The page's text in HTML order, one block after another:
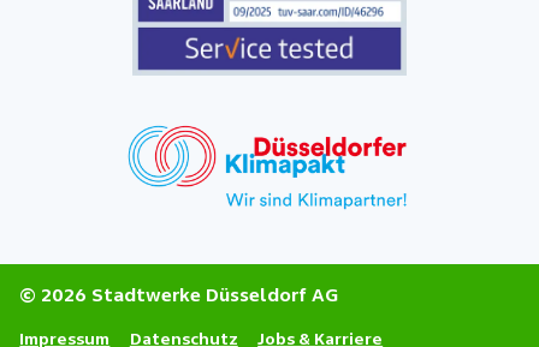
© 2026 Stadtwerke Düsseldorf AG
Impressum Datenschutz
Jobs & Karriere